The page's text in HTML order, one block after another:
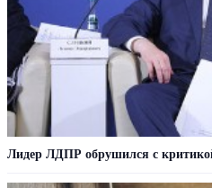
Лидер ЛДПР обрушился с